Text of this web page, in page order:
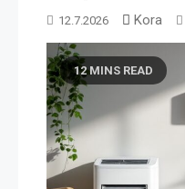
12.7.2026 Kora
12 MINS READ